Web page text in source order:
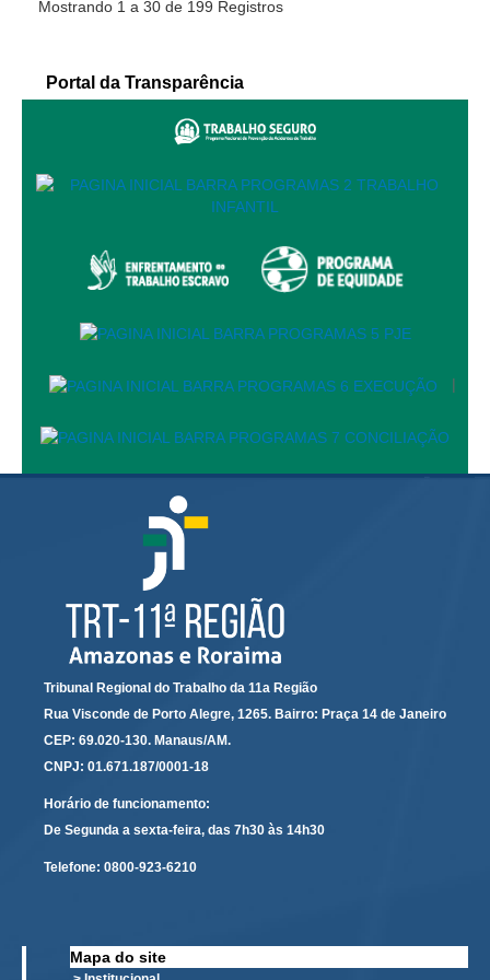
Responsabilidade Socioambiental
Escola Judicial
Programa Trabalho Seguro
Ação Trabalhista (Atermação)
Agendamento de Reclamação Verbal
Audiências e Sessões
Calendário de Sessões da 2ª Turma - 2026
Calendário das Sessões da 3ª Turma 2026
Calendário das Sessões do Pleno e Especializadas 2026
Carta de Serviços ao Cidadão
Cartilhas
Calendário das Sessões
Mostrando 1 a 30 de 199 Registros
Portal da Transparência
|
Tribunal Regional do Trabalho da 11a Região
Rua Visconde de Porto Alegre, 1265. Bairro: Praça 14 de Janeiro
CEP: 69.020-130. Manaus/AM.
CNPJ: 01.671.187/0001-18
Horário de funcionamento:
De Segunda a sexta-feira, das 7h30 às 14h30
Telefone: 0800-923-6210
Mapa do site